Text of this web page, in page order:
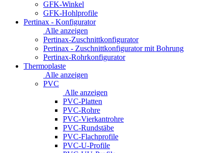
GFK-Winkel
GFK-Hohlprofile
Pertinax - Konfigurator
Alle anzeigen
Pertinax-Zuschnittkonfigurator
Pertinax - Zuschnittkonfigurator mit Bohrung
Pertinax-Rohrkonfigurator
Thermoplaste
Alle anzeigen
PVC
Alle anzeigen
PVC-Platten
PVC-Rohre
PVC-Vierkantrohre
PVC-Rundstäbe
PVC-Flachprofile
PVC-U-Profile